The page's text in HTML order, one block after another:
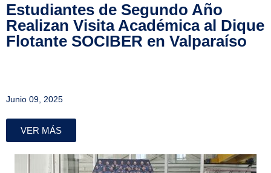
Estudiantes de Segundo Año
Realizan Visita Académica al Dique
Flotante SOCIBER en Valparaíso
Junio 09, 2025
VER MÁS